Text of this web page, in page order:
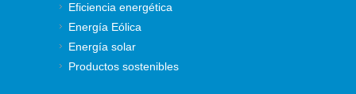
Eficiencia energética
Energía Eólica
Energía solar
Productos sostenibles